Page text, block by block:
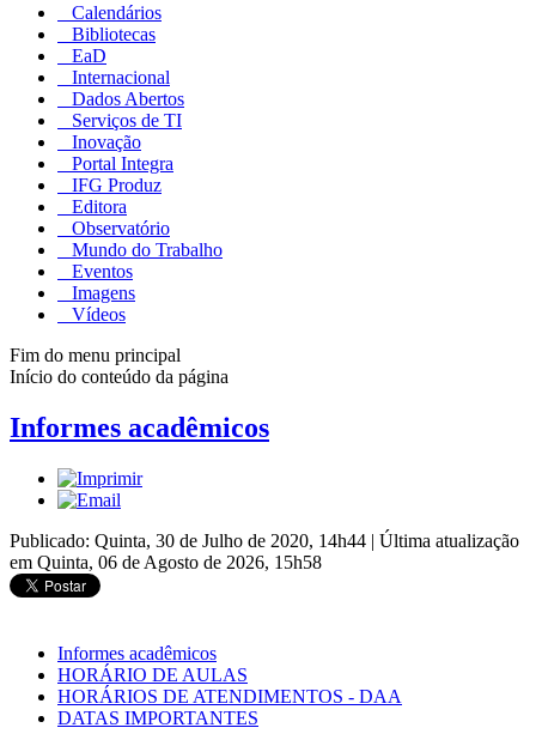
Calendários
Bibliotecas
EaD
Internacional
Dados Abertos
Serviços de TI
Inovação
Portal Integra
IFG Produz
Editora
Observatório
Mundo do Trabalho
Eventos
Imagens
Vídeos
Fim do menu principal
Início do conteúdo da página
Informes acadêmicos
Publicado: Quinta, 30 de Julho de 2020, 14h44 | Última atualização
em Quinta, 06 de Agosto de 2026, 15h58
Informes acadêmicos
HORÁRIO DE AULAS
HORÁRIOS DE ATENDIMENTOS - DAA
DATAS IMPORTANTES